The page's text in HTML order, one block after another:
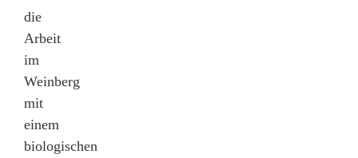
die
Arbeit
im
Weinberg
mit
einem
biologischen